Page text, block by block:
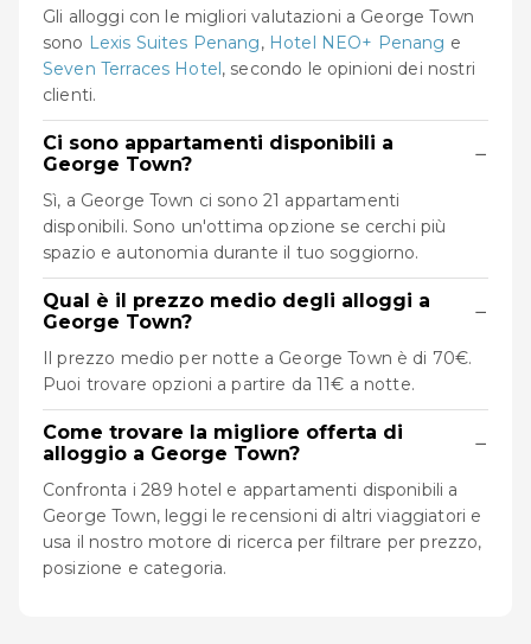
Gli alloggi con le migliori valutazioni a George Town
sono Lexis Suites Penang, Hotel NEO+ Penang e
Seven Terraces Hotel, secondo le opinioni dei nostri
clienti.
Ci sono appartamenti disponibili a
George Town?
−
Sì, a George Town ci sono 21 appartamenti
disponibili. Sono un'ottima opzione se cerchi più
spazio e autonomia durante il tuo soggiorno.
Qual è il prezzo medio degli alloggi a
George Town?
−
Il prezzo medio per notte a George Town è di 70€.
Puoi trovare opzioni a partire da 11€ a notte.
Come trovare la migliore offerta di
alloggio a George Town?
−
Confronta i 289 hotel e appartamenti disponibili a
George Town, leggi le recensioni di altri viaggiatori e
usa il nostro motore di ricerca per filtrare per prezzo,
posizione e categoria.